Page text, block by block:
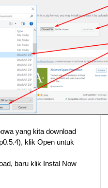
yang kita download
klik Open untuk
baru klik Instal Now